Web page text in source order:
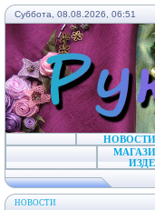
Суббота, 08.08.2026, 06:51
НОВОСТИ
НОВОСТИ